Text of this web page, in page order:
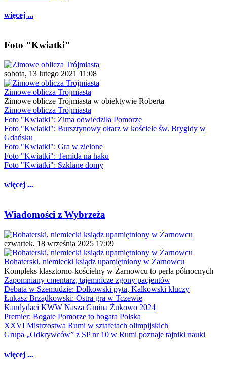
więcej ...
Foto "Kwiatki"
sobota, 13 lutego 2021 11:08
Zimowe oblicza Trójmiasta
Zimowe oblicze Trójmiasta w obiektywie Roberta
Zimowe oblicza Trójmiasta
Foto "Kwiatki": Zima odwiedziła Pomorze
Foto "Kwiatki": Bursztynowy ołtarz w kościele św. Brygidy w
Gdańsku
Foto "Kwiatki": Gra w zielone
Foto "Kwiatki": Temida na haku
Foto "Kwiatki": Szklane domy
więcej ...
Wiadomości z Wybrzeża
czwartek, 18 września 2025 17:09
Bohaterski, niemiecki ksiądz upamiętniony w Żarnowcu
Kompleks klasztorno-kościelny w Żarnowcu to perła północnych
Zapomniany cmentarz, tajemnicze zgony pacjentów
Debata w Szemudzie: Dołkowski pyta, Kalkowski kluczy
Łukasz Brządkowski: Ostra gra w Tczewie
Kandydaci KWW Nasza Gmina Żukowo 2024
Premier: Bogate Pomorze to bogata Polska
XXVI Mistrzostwa Rumi w sztafetach olimpijskich
Grupa „Odkrywców” z SP nr 10 w Rumi poznaje tajniki nauki
więcej ...